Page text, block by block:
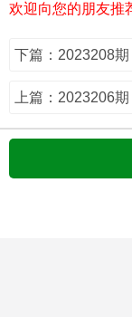
欢迎向您的朋友推
下篇：2023208期
上篇：2023206